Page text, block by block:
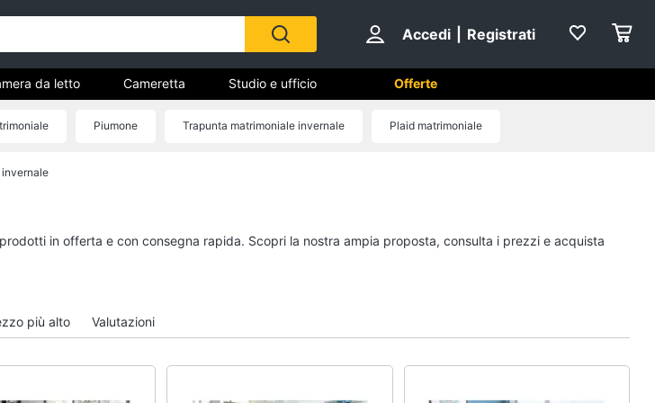
Accedi Registrati
da pranzo
Vedi tutti
da letto Cameretta Studio e ufficio Offerte
Piumone Trapunta matrimoniale invernale Plaid matrimoniale
invernale
in offerta e con consegna rapida. Scopri la nostra ampia proposta, consulta i prezzi e acquista
più alto Valutazioni